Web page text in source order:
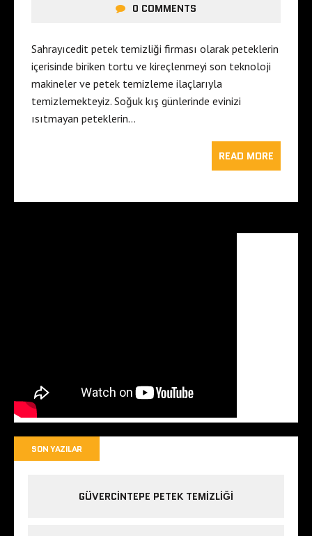
0 COMMENTS
Sahrayıcedit petek temizliği firması olarak peteklerin
içerisinde biriken tortu ve kireçlenmeyi son teknoloji
makineler ve petek temizleme ilaçlarıyla
temizlemekteyiz. Soğuk kış günlerinde evinizi
ısıtmayan peteklerin…
READ MORE
SON YAZILAR
GÜVERCINTEPE PETEK TEMIZLIĞI